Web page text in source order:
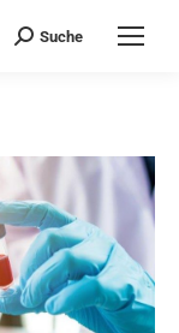
Search:
Suche